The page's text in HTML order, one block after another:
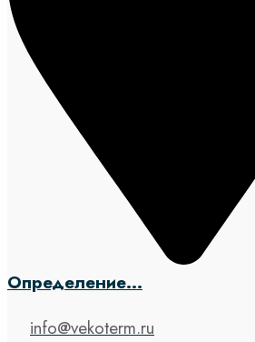
Определение...
info@vekoterm.ru